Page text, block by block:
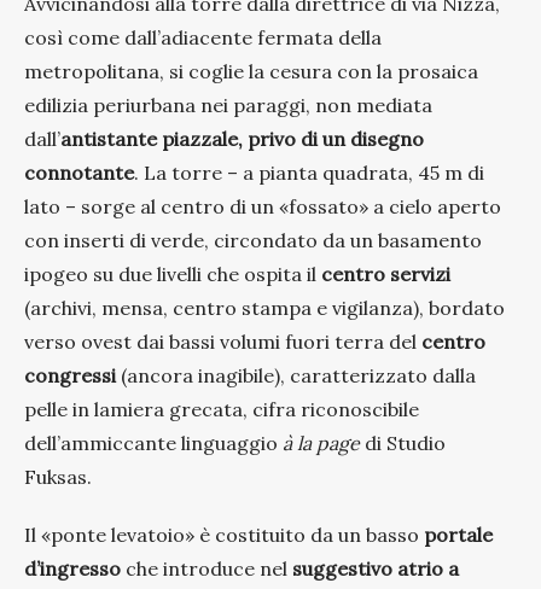
così come dall’adiacente fermata della
metropolitana, si coglie la cesura con la prosaica
edilizia periurbana nei paraggi, non mediata
dall’antistante piazzale, privo di un disegno
connotante. La torre – a pianta quadrata, 45 m di
lato – sorge al centro di un «fossato» a cielo aperto
con inserti di verde, circondato da un basamento
ipogeo su due livelli che ospita il centro servizi
(archivi, mensa, centro stampa e vigilanza), bordato
verso ovest dai bassi volumi fuori terra del centro
congressi (ancora inagibile), caratterizzato dalla
pelle in lamiera grecata, cifra riconoscibile
dell’ammiccante linguaggio à la pagedi Studio
Fuksas.
Il «ponte levatoio» è costituito da un basso portale
d’ingresso che introduce nel suggestivo atrio a